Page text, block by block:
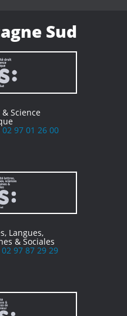
Sud
Science
02 97 01 26 00
Langues,
& Sociales
02 97 87 29 29